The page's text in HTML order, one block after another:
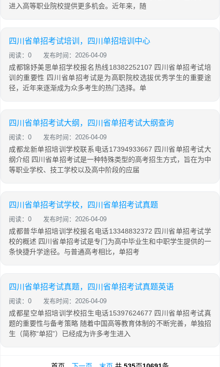
进入高等职业院校提供更多机会。近年来，随
四川省单招考试培训，四川单招培训中心
阅读：0 发布时间：2026-04-09
成都锦妤美思单招学校报名热线18382252107 四川省单招考试培
训的重要性 四川省单招考试是为高职院校选拔优秀学生的重要途
径，近年来逐渐成为众多考生的热门选择。单
四川省单招考试大纲，四川省单招考试大纲查询
阅读：0 发布时间：2026-04-09
成都龙新单招培训学校联系电话17394933667 四川省单招考试大
纲介绍 四川省单招考试是一种特殊类型的高考招生方式，旨在为中
等职业学校、技工学校以及高中阶段的应届
四川省单招考试学校，四川省单招考试真题
阅读：0 发布时间：2026-04-09
成都普华单招培训学校报名电话13348832372 四川省单招考试学
校的概述 四川省单招考试是专门为高中毕业生和中职学生提供的一
条快捷升学途径。与普通高考相比，单招考
四川省单招考试真题，四川省单招考试真题英语
阅读：0 发布时间：2026-04-09
成都星空单招培训学校招生电话15397624677 四川省单招考试真
题的重要性与备考策略 随着中国高等教育体制的不断完善，单独招
生（简称“单招”）已经成为许多考生进入